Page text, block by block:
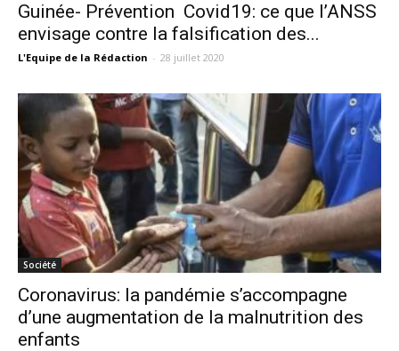
Guinée- Prévention Covid19: ce que l’ANSS
envisage contre la falsification des...
L'Equipe de la Rédaction - 28 juillet 2020
Société
Coronavirus: la pandémie s’accompagne
d’une augmentation de la malnutrition des
enfants